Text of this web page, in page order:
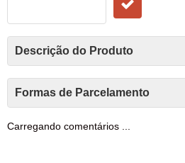
Descrição do Produto
Formas de Parcelamento
Carregando comentários ...